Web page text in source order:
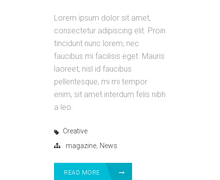
Lorem ipsum dolor sit amet,
consectetur adipiscing elit. Proin
tincidunt nunc lorem, nec
faucibus mi facilisis eget. Mauris
laoreet, nisl id faucibus
pellentesque, mi mi tempor
enim, sit amet interdum felis nibh
a leo.
Creative
magazine, News
READ MORE